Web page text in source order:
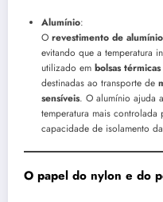
Alumínio:
O revestimento de alumínio
evitando que a temperatura
utilizado em bolsas
destinadas ao transporte de
sensíveis. O alumínio ajuda
temperatura mais
capacidade de isolamento
O papel do nylon e do